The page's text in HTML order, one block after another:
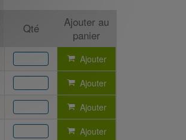
Qté
Ajouter au
panier
Ajouter
Ajouter
Ajouter
Ajouter